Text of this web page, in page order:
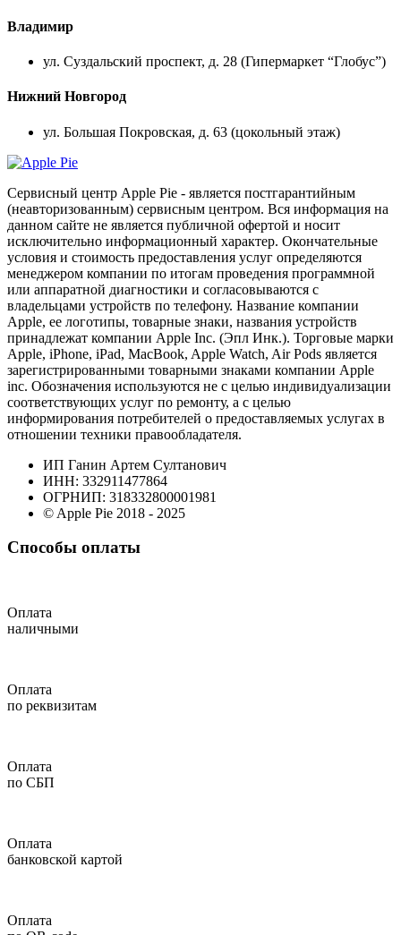
Владимир
ул. Суздальский проспект, д. 28 (Гипермаркет “Глобус”)
Нижний Новгород
ул. Большая Покровская, д. 63 (цокольный этаж)
Сервисный центр Apple Pie - является постгарантийным
(неавторизованным) сервисным центром. Вся информация на
данном сайте не является публичной офертой и носит
исключительно информационный характер. Окончательные
условия и стоимость предоставления услуг определяются
менеджером компании по итогам проведения программной
или аппаратной диагностики и согласовываются с
владельцами устройств по телефону. Название компании
Apple, ее логотипы, товарные знаки, названия устройств
принадлежат компании Apple Inc. (Эпл Инк.). Торговые марки
Apple, iPhone, iPad, MacBook, Apple Watch, Air Pods является
зарегистрированными товарными знаками компании Apple
inc. Обозначения используются не с целью индивидуализации
соответствующих услуг по ремонту, а с целью
информирования потребителей о предоставляемых услугах в
отношении техники правообладателя.
ИП Ганин Артем Султанович
ИНН: 332911477864
ОГРНИП: 318332800001981
© Apple Pie 2018 - 2025
Способы оплаты
Оплата
наличными
Оплата
по реквизитам
Оплата
по СБП
Оплата
банковской картой
Оплата